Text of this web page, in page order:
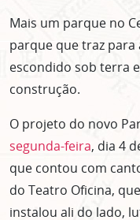
Mais um parque no
parque que traz
escondido sob terra
construção.
O projeto do novo
segunda-feira, dia 4
que contou com
do Teatro Oficina,
instalou ali do lado,